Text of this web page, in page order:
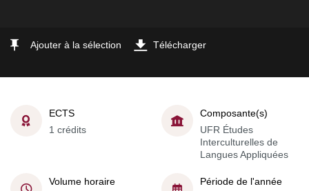
Ajouter à la sélection Télécharger
ECTS
1 crédits
Composante(s)
UFR Études
Interculturelles de
Langues Appliquées
Volume horaire
Période de l'année